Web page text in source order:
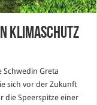
Klimaschutz
Schwedin Greta
sich vor der Zukunft
die Speerspitze einer